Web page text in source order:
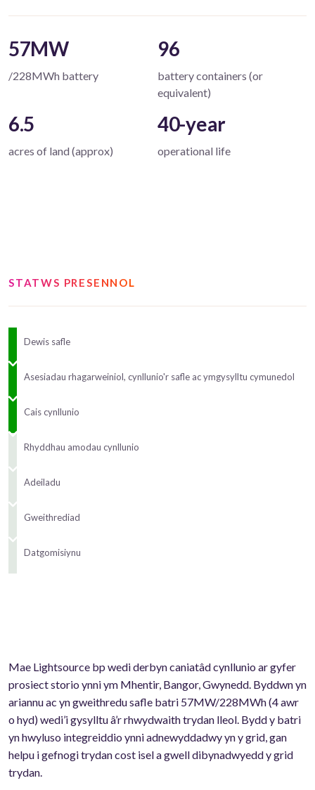
57MW
/228MWh battery
96
battery containers (or
equivalent)
6.5
acres of land (approx)
40-year
operational life
STATWS PRESENNOL
Dewis safle
Asesiadau rhagarweiniol, cynllunio'r safle ac ymgysylltu cymunedol
Cais cynllunio
Rhyddhau amodau cynllunio
Adeiladu
Gweithrediad
Datgomisiynu
Mae Lightsource bp wedi derbyn caniatâd cynllunio ar gyfer
prosiect storio ynni ym Mhentir, Bangor, Gwynedd. Byddwn yn
ariannu ac yn gweithredu safle batri 57MW/228MWh (4 awr
o hyd) wedi’i gysylltu â’r rhwydwaith trydan lleol. Bydd y batri
yn hwyluso integreiddio ynni adnewyddadwy yn y grid, gan
helpu i gefnogi trydan cost isel a gwell dibynadwyedd y grid
trydan.